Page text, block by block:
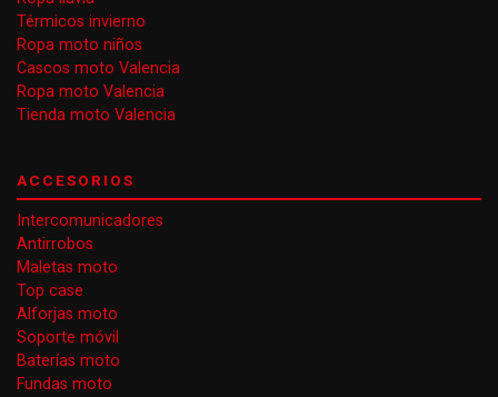
Térmicos invierno
Ropa moto niños
Cascos moto Valencia
Ropa moto Valencia
Tienda moto Valencia
ACCESORIOS
Intercomunicadores
Antirrobos
Maletas moto
Top case
Alforjas moto
Soporte móvil
Baterías moto
Fundas moto